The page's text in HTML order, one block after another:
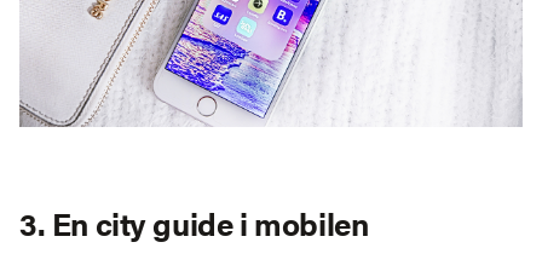
3. En city guide i mobilen